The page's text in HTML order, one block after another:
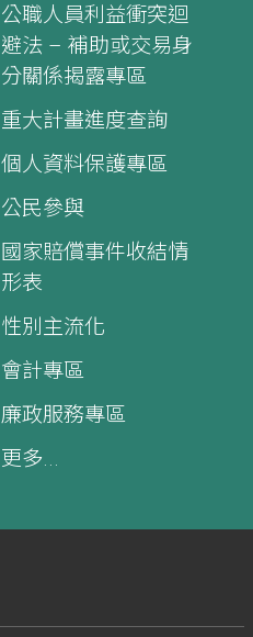
公職人員利益衝突迴
避法 – 補助或交易身
分關係揭露專區
重大計畫進度查詢
個人資料保護專區
公民參與
國家賠償事件收結情
形表
性別主流化
會計專區
廉政服務專區
更多...